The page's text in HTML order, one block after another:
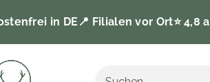
in DE 📍 Filialen vor Ort⭐️ 4,8